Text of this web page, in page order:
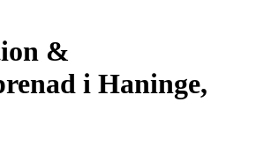
&
i Haninge,